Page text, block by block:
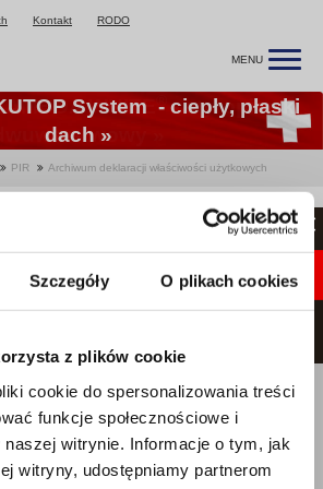
Szczegóły O plikach cookies
z plików cookie
cookie do spersonalizowania treści
funkcje społecznościowe i
witrynie. Informacje o tym, jak
witryny, udostępniamy partnerom
×
Kontakt RODO
MENU
System - ciepły, płaski
dach »
PIR Archiwum deklaracji właściwości użytkowych
deklaracji
użytkowych
®AL
WS
®
®AGRO P REV
® AGRO AL